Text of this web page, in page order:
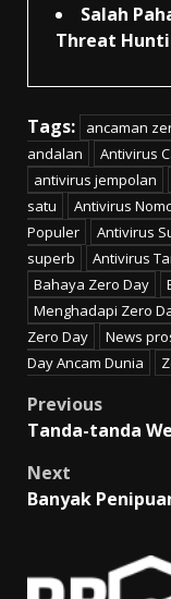
Salah
Threat
Tags: ancaman
andalan
Antivirus
antivirus jempolan
satu
Antivirus
Populer
Antivirus
superb
Antivirus
Bahaya Zero Day
Menghadapi Zero
Zero Day
News
Day Ancam Dunia
Post
Previous
Tanda-tanda
Next
Banyak